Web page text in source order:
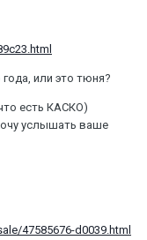
или это тюня?
есть КАСКО)
услышать ваше
47585676-d0039.html